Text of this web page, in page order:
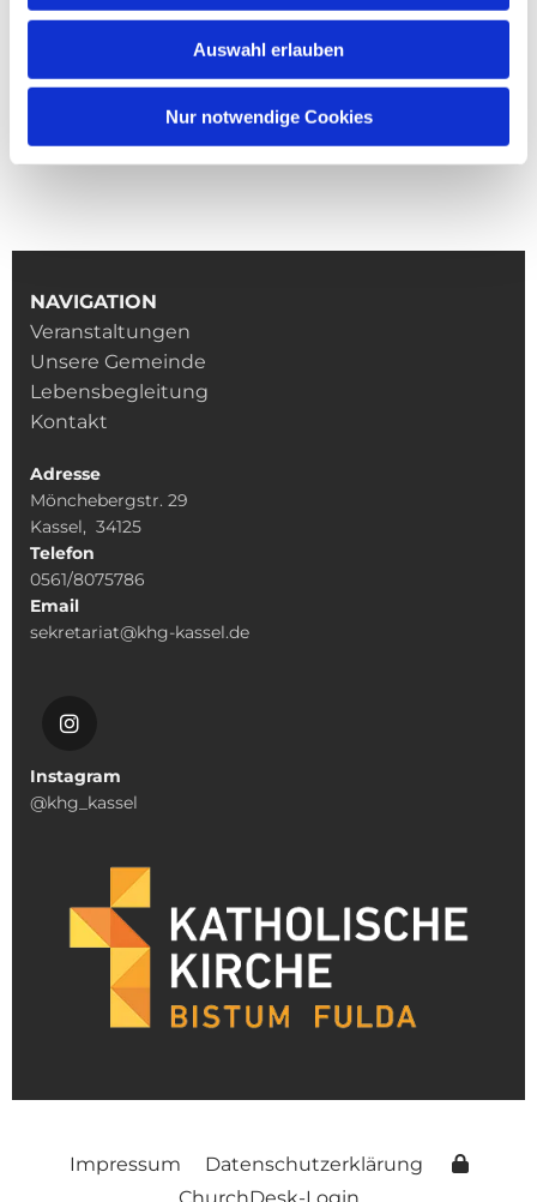
Auswahl erlauben
Nur notwendige Cookies
NAVIGATION
Veranstaltungen
Unsere Gemeinde
Lebensbegleitung
Kontakt
Adresse
Mönchebergstr. 29
Kassel, 34125
Telefon
0561/8075786
Email
sekretariat@khg-kassel.de
Instagram
@khg_kassel
Impressum
Datenschutzerklärung